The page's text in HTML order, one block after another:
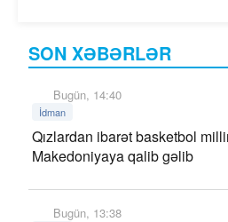
SON XƏBƏRLƏR
Bugün, 14:40
İdman
Qızlardan ibarət basketbol
Makedoniyaya qalib gəlib
Bugün, 13:38